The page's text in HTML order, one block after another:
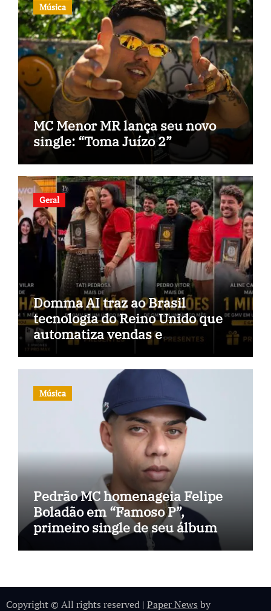
Música
MC Menor MR lança seu novo
single: “Toma Juízo 2”
Geral
Domma AI traz ao Brasil
tecnologia do Reino Unido que
automatiza vendas e
inteligência no TikTok Shop
Música
Pedrão MC homenageia Felipe
Boladão em “Famoso P”,
primeiro single de seu álbum
Copyright © All rights reserved | Paper News by